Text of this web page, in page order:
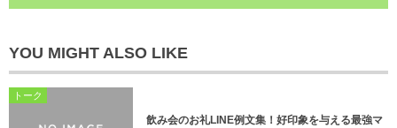
YOU MIGHT ALSO LIKE
トーク
飲み会のお礼LINE例文集！好印象を与える最強マ